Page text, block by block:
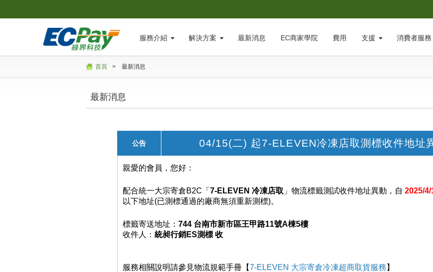
服務介紹 解決方案 最新消息 EC商家學院 費用 支援 消費者服務
首頁 > 最新消息
最新消息
公告 04/15(二) 起7-ELEVEN冷凍店取測標收件地址
親愛的會員，您好：
配合統一大宗寄倉B2C「 7-ELEVEN 冷凍店取 」物流標籤測試收件地址異動，自 2025/4/
以下地址(已測標通過的廠商無須重新測標)。
標籤寄送地址： 744 台南市新市區王甲路11號A棟5樓
收件人： 統昶行銷ES測標 收
服務相關說明請參見物流規範手冊【7-ELEVEN 大宗寄倉冷凍超商取貨服務 】